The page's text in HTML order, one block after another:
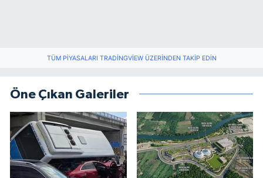
TÜM PIYASALARI TRADINGVIEW ÜZERINDEN TAKIP EDIN
Öne Çıkan Galeriler